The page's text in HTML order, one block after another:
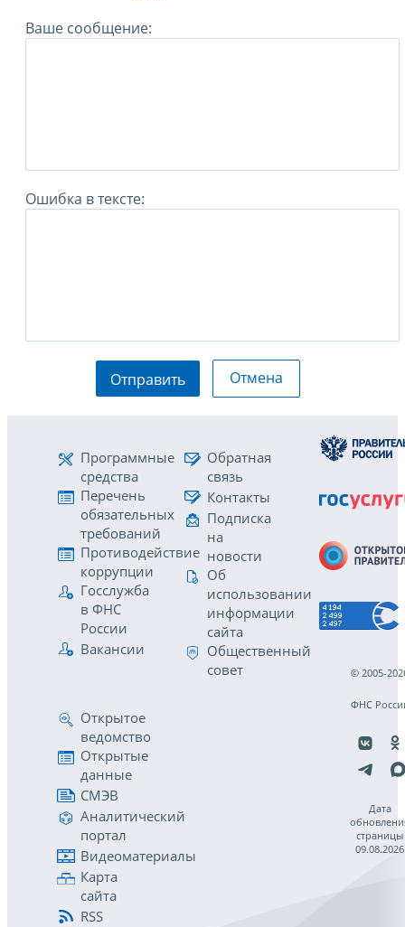
Ваше сообщение:
Ошибка в тексте:
Отправить Отмена
Программные
средства
Перечень
обязательных
требований
Противодействие
коррупции
Госслужба
в ФНС
России
Вакансии
Обратная
связь
Контакты
Подписка
на
новости
Об
использовании
информации
сайта
Общественный
совет
Открытое
ведомство
Открытые
данные
СМЭВ
Аналитический
портал
Видеоматериалы
Карта
сайта
RSS
© 2005-
ФНС
Дата
страницы
09.08.2026